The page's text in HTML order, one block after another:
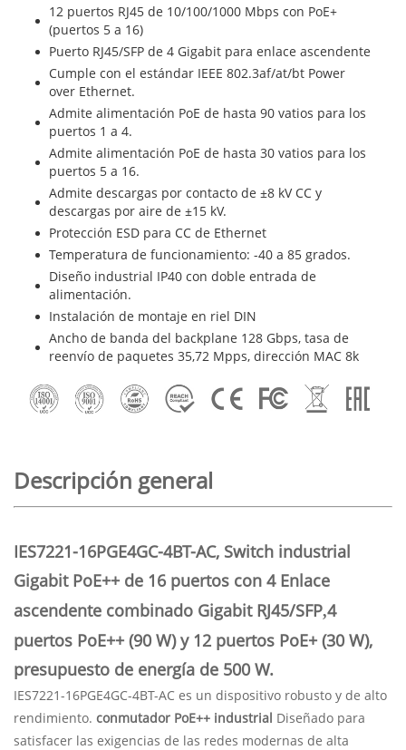
12 puertos RJ45 de 10/100/1000 Mbps con PoE+
(puertos 5 a 16)
Puerto RJ45/SFP de 4 Gigabit para enlace ascendente
Cumple con el estándar IEEE 802.3af/at/bt Power
over Ethernet.
Admite alimentación PoE de hasta 90 vatios para los
puertos 1 a 4.
Admite alimentación PoE de hasta 30 vatios para los
puertos 5 a 16.
Admite descargas por contacto de ±8 kV CC y
descargas por aire de ±15 kV.
Protección ESD para CC de Ethernet
Temperatura de funcionamiento: -40 a 85 grados.
Diseño industrial IP40 con doble entrada de
alimentación.
Instalación de montaje en riel DIN
Ancho de banda del backplane 128 Gbps, tasa de
reenvío de paquetes 35,72 Mpps, dirección MAC 8k
Descripción general
IES7221-16PGE4GC-4BT-AC, Switch industrial
Gigabit PoE++ de 16 puertos con 4 Enlace
ascendente combinado Gigabit RJ45/SFP,4
puertos PoE++ (90 W) y 12 puertos PoE+ (30 W),
presupuesto de energía de 500 W.
IES7221-16PGE4GC-4BT-AC es un dispositivo robusto y de alto
rendimiento. conmutador PoE++ industrial Diseñado para
satisfacer las exigencias de las redes modernas de alta